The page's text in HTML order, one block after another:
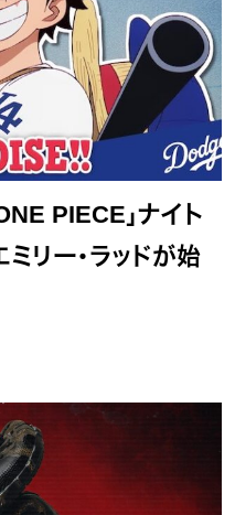
PIECE」ナイト
リー・ラッドが始